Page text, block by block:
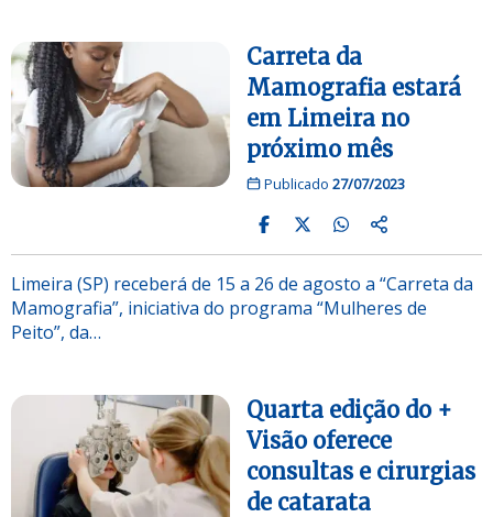
Carreta da
Mamografia estará
em Limeira no
próximo mês
Publicado 27/07/2023
Limeira (SP) receberá de 15 a 26 de agosto a “Carreta da
Mamografia”, iniciativa do programa “Mulheres de
Peito”, da…
Quarta edição do +
Visão oferece
consultas e cirurgias
de catarata